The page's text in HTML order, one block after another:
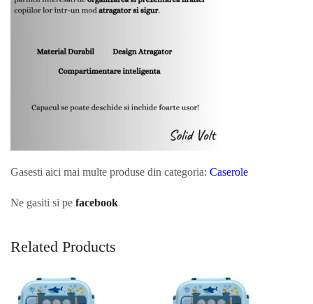
Gasesti aici mai multe produse din categoria: Caserole
Ne gasiti si pe facebook
Related Products